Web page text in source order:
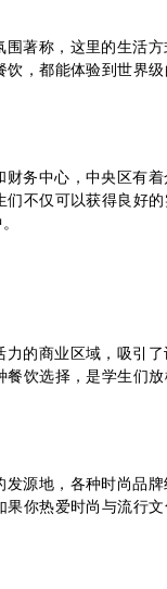
围著称，这里的生活
饮，都能体验到世界
财务中心，中央区有
们不仅可以获得良好
力的商业区域，吸引
餐饮选择，是学生们
发源地，各种时尚品
果你热爱时尚与流行